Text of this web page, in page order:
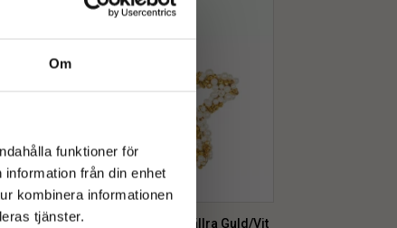
Om
funktioner för
från din enhet
kombinera informationen
tjänster.
Mix Dekoration | Stjärna Bjällra Guld/Vit